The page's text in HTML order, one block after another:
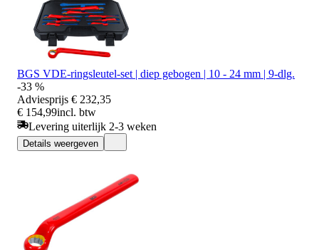
BGS VDE-ringsleutel-set | diep gebogen | 10 - 24 mm | 9-dlg.
-33 %
Adviesprijs € 232,35
€ 154,99incl. btw
Levering uiterlijk 2-3 weken
Details weergeven